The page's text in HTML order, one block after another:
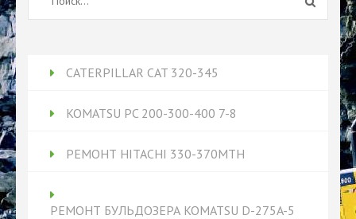
CATERPILLAR CAT 320-345
KOMATSU PC 200-300-400 7-8
РЕМОНТ HITACHI 330-370MTH
РЕМОНТ БУЛЬДОЗЕРА KOMATSU D-275A-5